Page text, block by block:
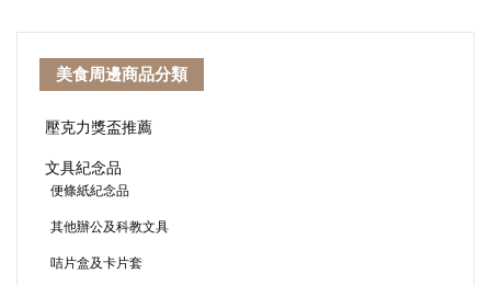
美食周邊商品分類
壓克力獎盃推薦
文具紀念品
便條紙紀念品
其他辦公及科教文具
咭片盒及卡片套